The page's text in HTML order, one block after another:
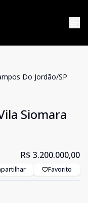
Do Jordão/SP
Siomara
R$ 3.200.000,00
Favorito